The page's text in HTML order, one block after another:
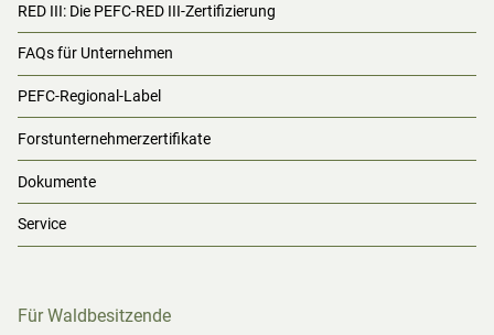
RED III: Die PEFC-RED III-Zertifizierung
FAQs für Unternehmen
PEFC-Regional-Label
Forstunternehmerzertifikate
Dokumente
Service
Für Waldbesitzende